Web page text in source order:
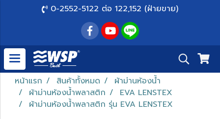
0-2552-5122 ต่อ 122,152 (ฝ่ายขาย)
หน้าแรก สินค้าทั้งหมด
ผ้าม่านห้องน้ำ
ผ้าม่านห้องน้ำพลาสติก
EVA LENSTEX
ผ้าม่านห้องน้ำพลาสติก รุ่น EVA LENSTEX